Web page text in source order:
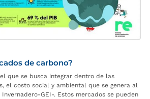
de carbono?
que se busca integrar dentro de las
el costo social y ambiental que se genera al
GEI-. Estos mercados se pueden